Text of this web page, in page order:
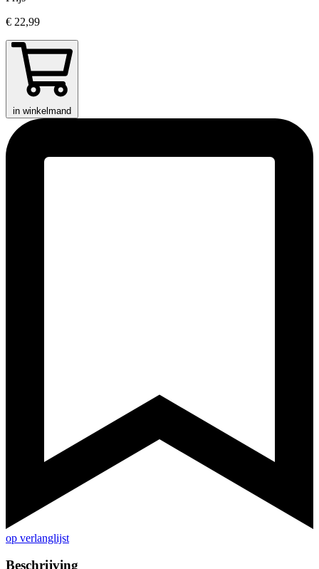
€ 22,99
in winkelmand
op verlanglijst
Beschrijving